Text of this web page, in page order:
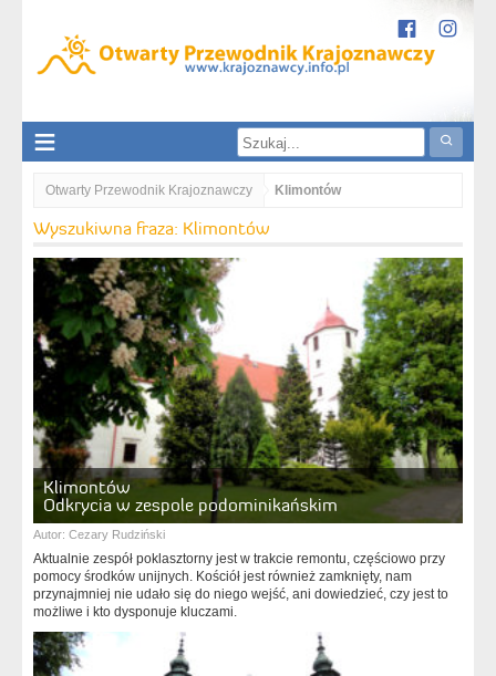
Otwarty Przewodnik Krajoznawczy Klimontów
Wyszukiwna fraza: Klimontów
Klimontów
Odkrycia w zespole podominikańskim
Autor: Cezary Rudziński
Aktualnie zespół poklasztorny jest w trakcie remontu, częściowo przy
pomocy środków unijnych. Kościół jest również zamknięty, nam
przynajmniej nie udało się do niego wejść, ani dowiedzieć, czy jest to
możliwe i kto dysponuje kluczami.